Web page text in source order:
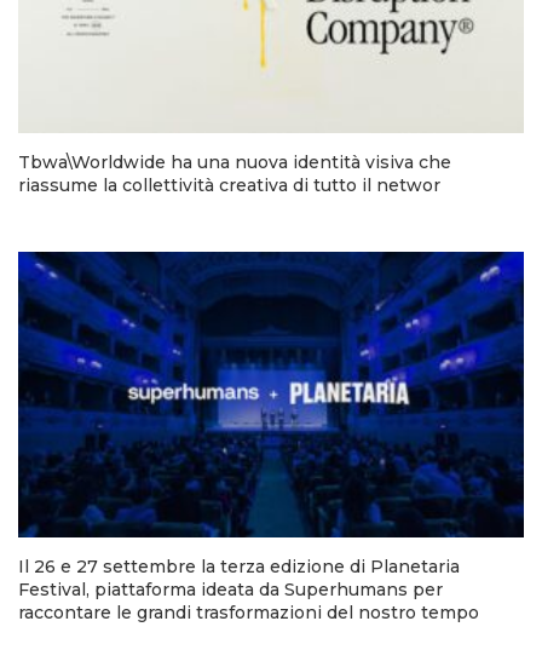
Tbwa\Worldwide ha una nuova identità visiva che
riassume la collettività creativa di tutto il networ
Il 26 e 27 settembre la terza edizione di Planetaria
Festival, piattaforma ideata da Superhumans per
raccontare le grandi trasformazioni del nostro tempo